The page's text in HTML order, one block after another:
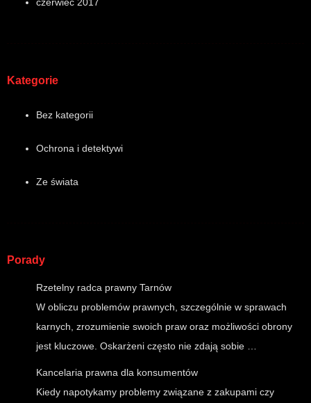
Kategorie
Bez kategorii
Ochrona i detektywi
Ze świata
Porady
Rzetelny radca prawny Tarnów
W obliczu problemów prawnych, szczególnie w sprawach
karnych, zrozumienie swoich praw oraz możliwości obrony
jest kluczowe. Oskarżeni często nie zdają sobie …
Kancelaria prawna dla konsumentów
Kiedy napotykamy problemy związane z zakupami czy